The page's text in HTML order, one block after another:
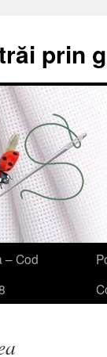
prin
– Cod